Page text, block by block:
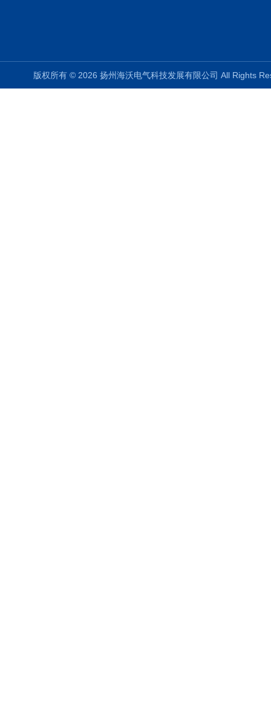
版权所有 © 2026 扬州海沃电气科技发展有限公司 All